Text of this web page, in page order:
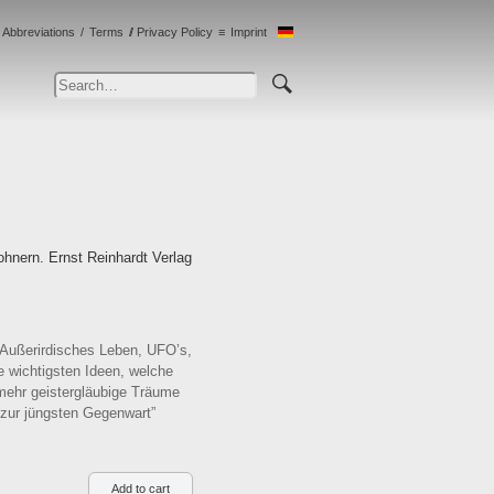
Abbreviations Terms Privacy Policy Imprint
Ernst Reinhardt Verlag
Leben, UFO’s,
wichtigsten Ideen, welche
geistergläubige Träume
jüngsten Gegenwart”